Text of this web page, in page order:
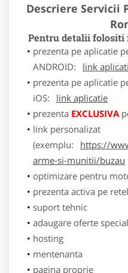
Descriere Servicii
Pentru detalii folositi
prezenta pe aplicatie
ANDROID:
link
prezenta pe aplicatie
iOS:
link aplicatie
prezenta EXCLUSIVA
link personalizat
(exemplu:
https://
arme-si-munitii/buzau
optimizare pentru
prezenta activa pe
suport tehnic
adaugare oferte
hosting
mentenanta
pagina proprie